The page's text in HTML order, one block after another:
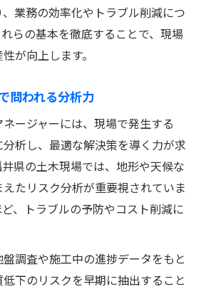
業務の効率化やトラブル削減につ
らの基本を徹底することで、現場
が向上します。
問われる分析力
ージャーには、現場で発生する
析し、最適な解決策を導く力が求
県の土木現場では、地形や天候な
たリスク分析が重要視されていま
、トラブルの予防やコスト削減に
調査や施工中の進捗データをもと
下のリスクを早期に抽出すること